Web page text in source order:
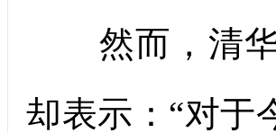
然而，清华
却表示：“对于